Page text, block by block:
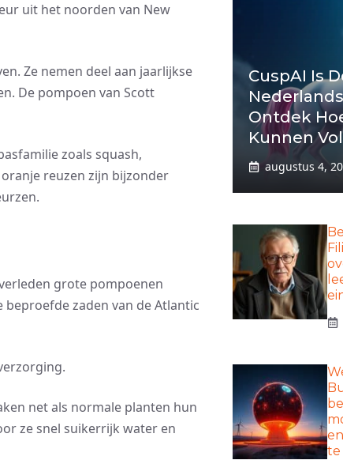
uit het noorden van New
Ze nemen deel aan jaarlijkse
De pompoen van Scott
zoals squash,
reuzen zijn bijzonder
grote pompoenen
zaden van de Atlantic
net als normale planten hun
ze snel suikerrijk water en
CuspAI Is
Ontdek
Kunnen
augustus 4,
te